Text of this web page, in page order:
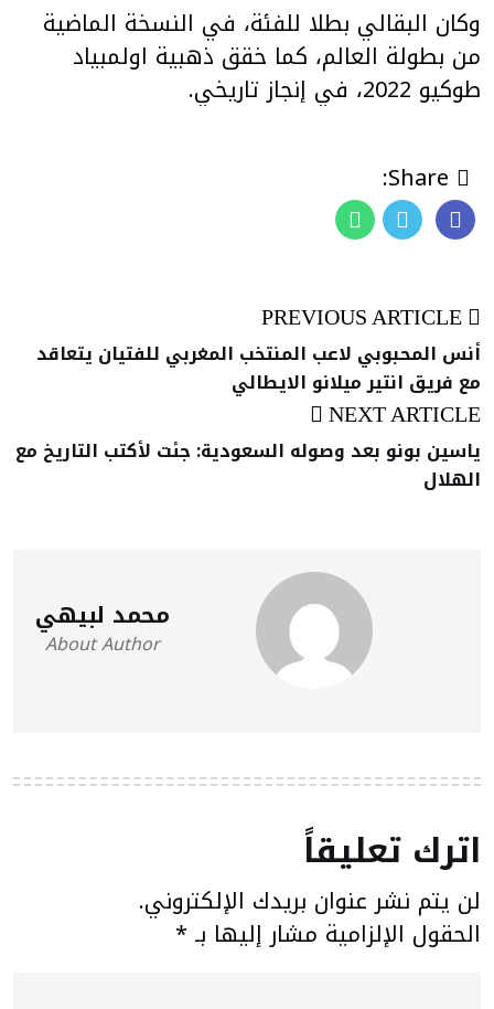
وكان البقالي بطلا للفئة، في النسخة الماضية
من بطولة العالم، كما خقق ذهبية اولمبياد
طوكيو 2022، في إنجاز تاريخي.
أنس المحبوبي لاعب المنتخب المغربي للفتيان يتعاقد
مع فريق انتير ميلانو الايطالي
NEXT ARTICLE
ياسين بونو بعد وصوله السعودية: جئت لأكتب التاريخ مع
الهلال
محمد لبيهي
About Author
اترك تعليقاً
لن يتم نشر عنوان بريدك الإلكتروني.
الحقول الإلزامية مشار إليها بـ *